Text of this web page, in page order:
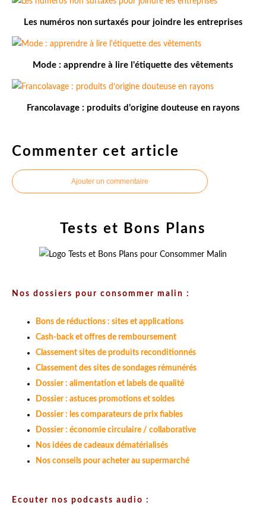
Les numéros non surtaxés pour joindre les entreprises
Mode : apprendre à lire l'étiquette des vêtements
Francolavage : produits d’origine douteuse en rayons
Commenter cet article
Ajouter un commentaire
Tests et Bons Plans
Nos dossiers pour consommer malin :
Bons de réductions : sites et applications
Cash-back et offres de remboursement
Classement sites de produits reconditionnés
Classement des sites de sondages rémunérés
Dossier : alimentation et labels de qualité
Dossier : astuces promotions et soldes
Dossier : les comparateurs de prix fiables
Dossier : économie circulaire / collaborative
Nos idées de cadeaux dématérialisés
Nos conseils pour acheter au supermarché
Ecouter nos podcasts audio :